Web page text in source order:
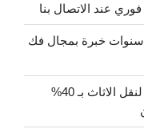
نجار فك وتركيب غرف نوم بالرياض..10سنوات خبرة بمجال فك
دينات نقل عفش بالرياض الحل الأسرع لنقل الاثاث بـ 40%